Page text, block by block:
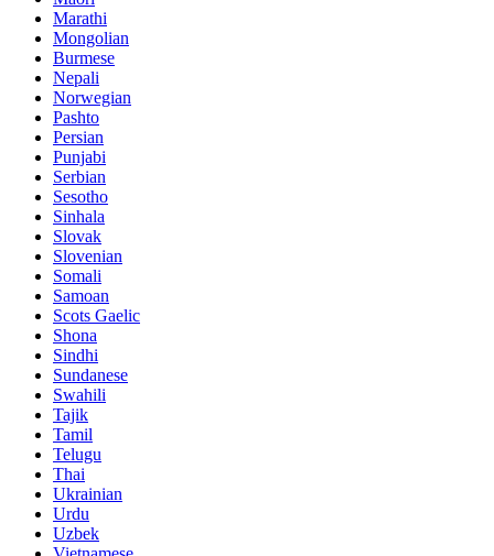
Marathi
Mongolian
Burmese
Nepali
Norwegian
Pashto
Persian
Punjabi
Serbian
Sesotho
Sinhala
Slovak
Slovenian
Somali
Samoan
Scots Gaelic
Shona
Sindhi
Sundanese
Swahili
Tajik
Tamil
Telugu
Thai
Ukrainian
Urdu
Uzbek